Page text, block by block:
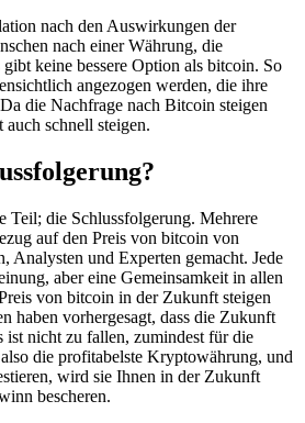
nach den Auswirkungen der
nach einer Währung, die
keine bessere Option als bitcoin. So
angezogen werden, die ihre
die Nachfrage nach Bitcoin steigen
schnell steigen.
Teil; die Schlussfolgerung. Mehrere
auf den Preis von bitcoin von
Analysten und Experten gemacht. Jede
aber eine Gemeinsamkeit in allen
von bitcoin in der Zukunft steigen
haben vorhergesagt, dass die Zukunft
ist nicht zu fallen, zumindest für die
die profitabelste Kryptowährung, und
wird sie Ihnen in der Zukunft
bescheren.